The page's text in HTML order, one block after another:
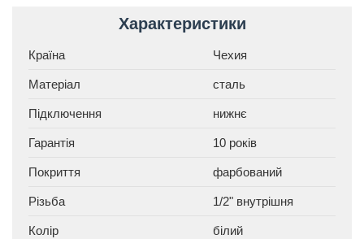
Характеристики
Країна Чехия
Матеріал сталь
Підключення нижнє
Гарантія 10 років
Покриття фарбований
Різьба 1/2" внутрішня
Колір білий